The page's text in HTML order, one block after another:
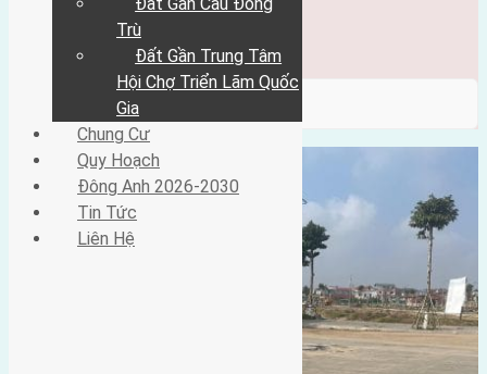
Đông Anh 2026-2030
Liên Hệ
/ Category / gần trường học
Trù
Đất Gần Trung Tâm
Hội Chợ Triển Lãm Quốc
Gia
Chung Cư
Quy Hoạch
Đông Anh 2026-2030
Tin Tức
Liên Hệ